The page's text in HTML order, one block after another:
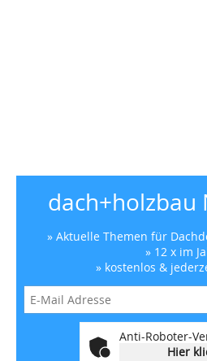
dach+holzbau
» Aktuelle Themen für
» 12 x im
» kostenlos &
Anti-Roboter-
Hier